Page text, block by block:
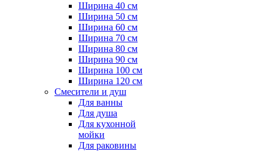
Ширина 40 см
Ширина 50 см
Ширина 60 см
Ширина 70 см
Ширина 80 см
Ширина 90 см
Ширина 100 см
Ширина 120 см
Смесители и душ
Для ванны
Для душа
Для кухонной
мойки
Для раковины